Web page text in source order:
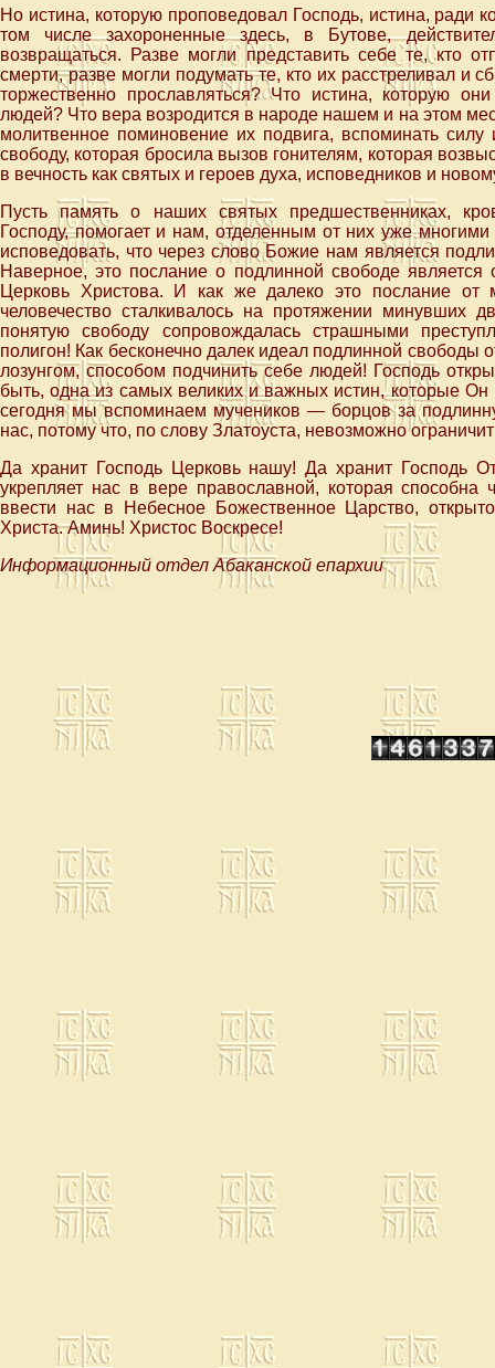
Но истина, которую проповедовал Господь, истина, ради
том числе захороненные здесь, в Бутове,
возвращаться. Разве могли представить себе те, кто
смерти, разве могли подумать те, кто их расстреливал и
торжественно прославляться? Что истина, которую
людей? Что вера возродится в народе нашем и на этом
молитвенное поминовение их подвига, вспоминать
свободу, которая бросила вызов гонителям, которая
в вечность как святых и героев духа, исповедников и
Пусть память о наших святых предшественниках,
Господу, помогает и нам, отделенным от них уже
исповедовать, что через слово Божие нам является
Наверное, это послание о подлинной свободе
Церковь Христова. И как же далеко это послание от
человечество сталкивалось на протяжении минувших
понятую свободу сопровождалась страшными
полигон! Как бесконечно далек идеал подлинной свободы
лозунгом, способом подчинить себе людей! Господь
быть, одна из самых великих и важных истин, которые Он
сегодня мы вспоминаем мучеников — борцов за
нас, потому что, по слову Златоуста, невозможно
Да хранит Господь Церковь нашу! Да хранит Господь
укрепляет нас в вере православной, которая способна
ввести нас в Небесное Божественное Царство,
Христа. Аминь! Христос Воскресе!
Информационный отдел Абаканской епархии